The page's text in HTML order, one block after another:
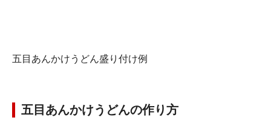
五目あんかけうどん盛り付け例
五目あんかけうどんの作り方